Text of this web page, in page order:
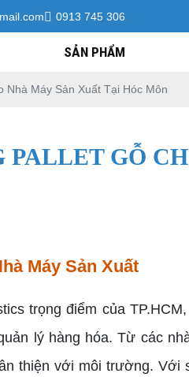
0913 745 306
SẢN PHẨM
Nhà Máy Sản Xuất Tại Hóc Môn
PALLET GỖ
Máy Sản Xuất
trọng điểm của TP.HCM,
lý hàng hóa. Từ các
thiện với môi trường.